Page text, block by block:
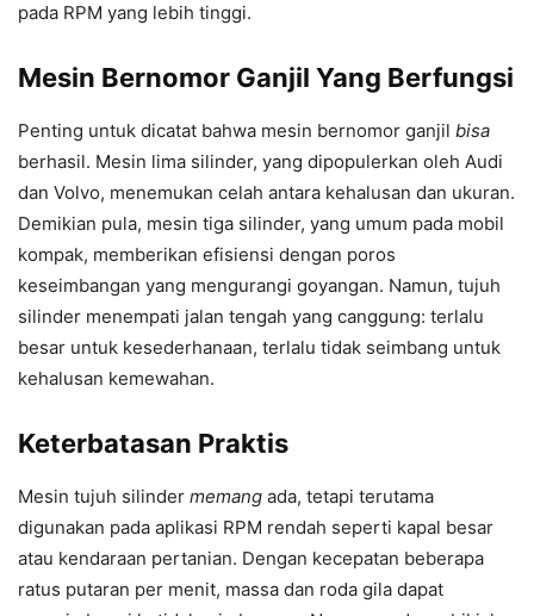
pada RPM yang lebih tinggi.
Mesin Bernomor Ganjil Yang Berfungsi
Penting untuk dicatat bahwa mesin bernomor ganjil bisa
berhasil. Mesin lima silinder, yang dipopulerkan oleh Audi
dan Volvo, menemukan celah antara kehalusan dan ukuran.
Demikian pula, mesin tiga silinder, yang umum pada mobil
kompak, memberikan efisiensi dengan poros
keseimbangan yang mengurangi goyangan. Namun, tujuh
silinder menempati jalan tengah yang canggung: terlalu
besar untuk kesederhanaan, terlalu tidak seimbang untuk
kehalusan kemewahan.
Keterbatasan Praktis
Mesin tujuh silinder memang ada, tetapi terutama
digunakan pada aplikasi RPM rendah seperti kapal besar
atau kendaraan pertanian. Dengan kecepatan beberapa
ratus putaran per menit, massa dan roda gila dapat